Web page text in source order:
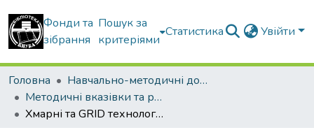
Фонди та
зібрання
Пошук за
критеріями
Статистика Увійти
Головна
Навчально-методичні документи
Методичні вказівки та рекомендації
Хмарні та GRID технології: методичні вказівки та завдання до виконання лабораторних робіт